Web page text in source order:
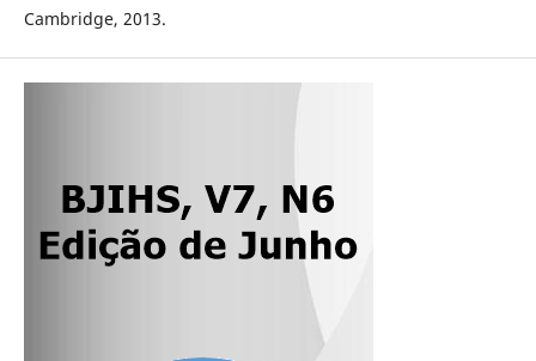
Cambridge, 2013.